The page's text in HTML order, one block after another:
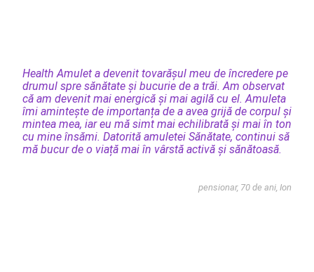
Health Amulet a devenit tovarășul meu de încredere pe
drumul spre sănătate și bucurie de a trăi. Am observat
că am devenit mai energică și mai agilă cu el. Amuleta
îmi amintește de importanța de a avea grijă de corpul și
mintea mea, iar eu mă simt mai echilibrată și mai în ton
cu mine însămi. Datorită amuletei Sănătate, continui să
mă bucur de o viață mai în vârstă activă și sănătoasă.
pensionar, 70 de ani, Ion